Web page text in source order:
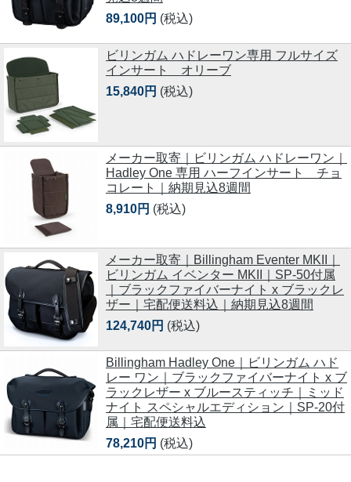
89,100円 (税込)
ビリンガム ハドレーワン専用 フルサイズ
インサート オリーブ
15,840円 (税込)
メーカー取寄｜ビリンガム ハドレーワン｜
Hadley One 専用 ハーフインサート チョ
コレート｜納期見込8週間
8,910円 (税込)
メーカー取寄｜Billingham Eventer MKII｜
ビリンガム イベンター MKII｜SP-50付属
｜ブラックファイバーナイト x ブラックレ
ザー｜宅配便送料込｜納期見込8週間
124,740円 (税込)
Billingham Hadley One｜ビリンガム ハド
レー ワン｜ブラックファイバーナイト x ブ
ラックレザー x ブルースティッチ｜ミッド
ナイト スペシャルエディション｜SP-20付
属｜宅配便送料込
78,210円 (税込)